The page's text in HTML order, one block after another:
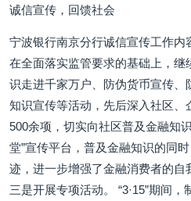
诚信宣传，回馈社会
宁波银行南京分行诚信宣传工作内
在全面落实监管要求的基础上，继
识走进千家万户、防伪货币宣传、
知识宣传等活动，先后深入社区、
500余项，切实向社区普及金融知
堂”宣传平台，普及金融知识的同
迹，进一步增强了金融消费者的自
三是开展专项活动。 “3·15”期间